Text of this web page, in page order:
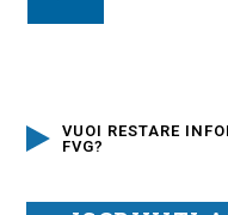
VUOI RESTARE
FVG?